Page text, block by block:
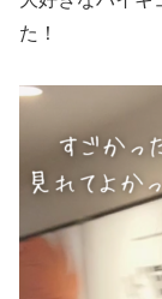
た！